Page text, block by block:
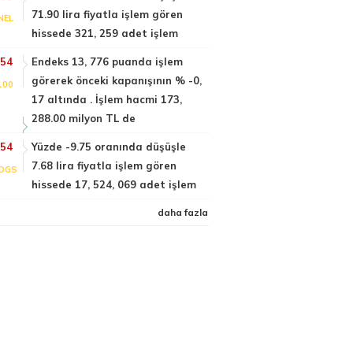
71.90 lira fiyatla işlem gören
hissede 321, 259 adet işlem
Endeks 13, 776 puanda işlem
görerek önceki kapanışının % -0,
17 altında . İşlem hacmi 173,
288.00 milyon TL de
Yüzde -9.75 oranında düşüşle
7.68 lira fiyatla işlem gören
hissede 17, 524, 069 adet işlem
daha fazla